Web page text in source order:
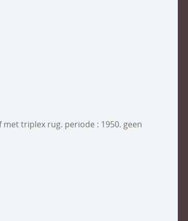
triplex rug. periode : 1950. geen